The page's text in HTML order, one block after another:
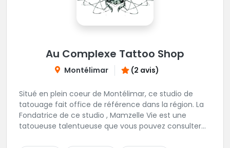
Au Complexe Tattoo Shop
Montélimar (2 avis)
Situé en plein coeur de Montélimar, ce studio de
tatouage fait office de référence dans la région. La
Fondatrice de ce studio , Mamzelle Vie est une
tatoueuse talentueuse que vous pouvez consulter